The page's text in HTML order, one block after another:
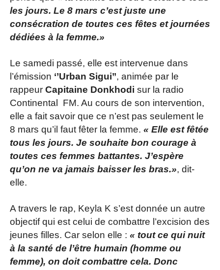
les jours. Le 8 mars c’est juste une
consécration de toutes ces fêtes et journées
dédiées à la femme.»
Le samedi passé, elle est intervenue dans
l’émission ‘’Urban Sigui’’, animée par le
rappeur Capitaine Donkhodi sur la radio
Continental FM. Au cours de son intervention,
elle a fait savoir que ce n’est pas seulement le
8 mars qu’il faut fêter la femme. « Elle est fêtée
tous les jours. Je souhaite bon courage à
toutes ces femmes battantes. J’espère
qu’on ne va jamais baisser les bras.», dit-
elle.
A travers le rap, Keyla K s’est donnée un autre
objectif qui est celui de combattre l’excision des
jeunes filles. Car selon elle : « tout ce qui nuit
à la santé de l’être humain (homme ou
femme), on doit combattre cela. Donc